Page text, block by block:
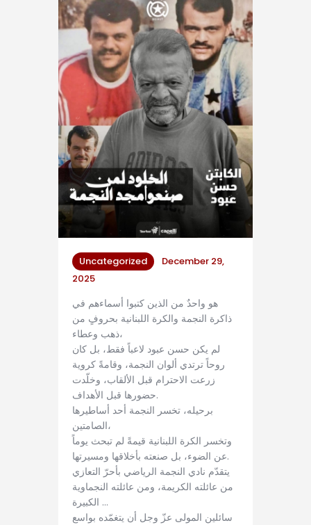
Uncategorized
December 29,
2025
هو واحدٌ من الذين كتبوا أسماءهم في
ذاكرة النجمة والكرة اللبنانية بحروفٍ من
ذهب وعطاء،
لم يكن حسن عبود لاعباً فقط، بل كان
روحاً ترتدي ألوان النجمة، وقامةً كروية
زرعت الاحترام قبل الألقاب، وخلّدت
حضورها قبل الأهداف.
برحيله، تخسر النجمة أحد أساطيرها
الصامتين،
وتخسر الكرة اللبنانية قيمةً لم تبحث يوماً
عن الضوء، بل صنعته بأخلاقها ومسيرتها.
يتقدّم نادي النجمة الرياضي بأحرّ التعازي
من عائلته الكريمة، ومن عائلته النجماوية
الكبيرة …
سائلين المولى عزّ وجل أن يتغمّده بواسع